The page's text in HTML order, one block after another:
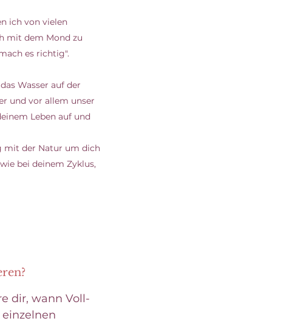
ich von vielen
mit dem Mond zu
es richtig".
Wasser auf der
und vor allem unser
Leben auf und
mit der Natur um dich
bei deinem Zyklus,
dir, wann Voll-